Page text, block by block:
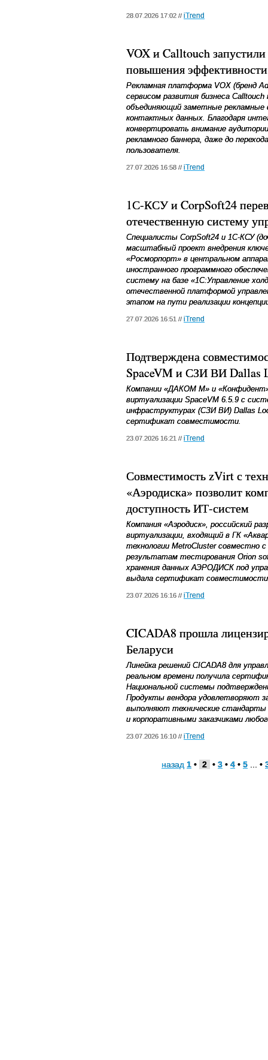
28.07.2026 17:02 // iTrend
VOX и Calltouch
повышения
Рекламная платформа VOX (бренд
сервисом развития бизнеса
объединяющий заметные
контактных данных. Благодаря
конвертировать внимание
рекламного баннера, даже до
пользователя.
27.07.2026 16:58 // iTrend
1С-КСУ и CorpSoft24
отечественную систему
Специалисты CorpSoft24 и 1С-КСУ
масштабный проект внедрения
«Росморпорт» в центральном
иностранного программного
систему на базе «1С:Управление
отечественной платформой
этапом на пути реализации
27.07.2026 16:51 // iTrend
Подтверждена
SpaceVM и СЗИ ВИ Dallas
Компании «ДАКОМ М» и
виртуализации SpaceVM 6.5.9 с
инфраструктурах (СЗИ ВИ) Dallas
сертификат совместимости.
23.07.2026 16:21 // iTrend
Совместимость zVirt с
«Аэродиска» позволит
доступность ИТ-систем
Компания «Аэродиск», российский
виртуализации, входящий в ГК
технологии MetroCluster совместно
результатам тестирования Orion
хранения данных АЭРОДИСК под
выдала сертификат
23.07.2026 16:16 // iTrend
CICADA8 прошла
Беларуси
Линейка решений CICADA8 для
реальном времени получила
Национальной системы
Продукты вендора удовлетворяют
выполняют технические
и корпоративными заказчиками
23.07.2026 16:10 // iTrend
назад 1 • 2 • 3 • 4 • 5 ... •